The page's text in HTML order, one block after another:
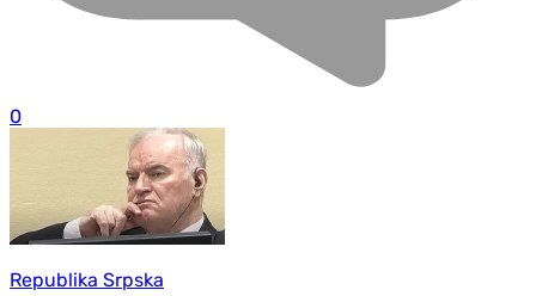
0
Republika Srpska